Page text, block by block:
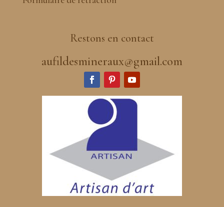
Restons en contact
aufildesmineraux@gmail.com